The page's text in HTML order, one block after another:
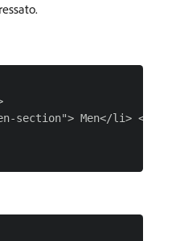
section"> Men</li> <li